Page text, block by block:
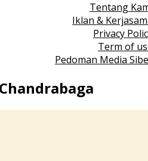
Tentang
Iklan &
Privacy
Term of
Pedoman Media